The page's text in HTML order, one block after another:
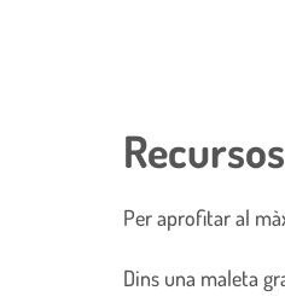
Per aprofitar al
Dins una maleta